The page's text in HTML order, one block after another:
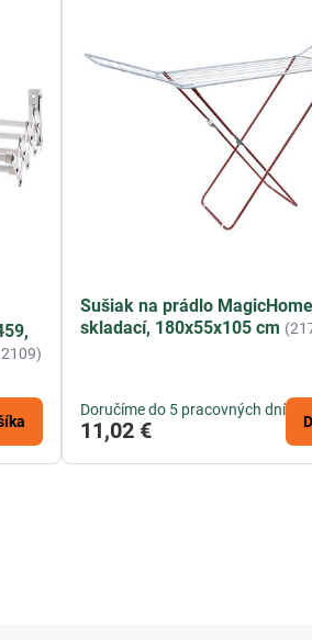
Sušiak na prádlo
skladací, 180x55x105 cm
Doručíme do 5 pracovných dní
11,02 €